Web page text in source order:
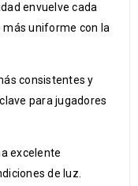
envuelve cada
uniforme con la
consistentes y
para jugadores
excelente
de luz.